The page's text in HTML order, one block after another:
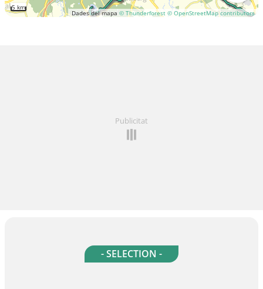
Dades del mapa © Thunderforest © OpenStreetMap contributors
5 km
Publicitat
- SELECTION -